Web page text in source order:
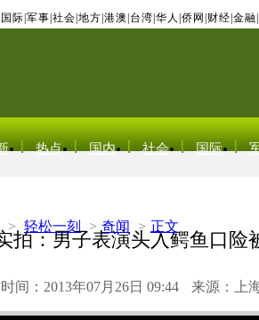
国际 军事 社会 地方 港澳 台湾 华人 侨网 财经 金融
热点 国内 社会 国际
> 轻松一刻 > 奇闻 > 正文
拍：男子表演头入鳄鱼口险
间：2013年07月26日 09:44 来源：上